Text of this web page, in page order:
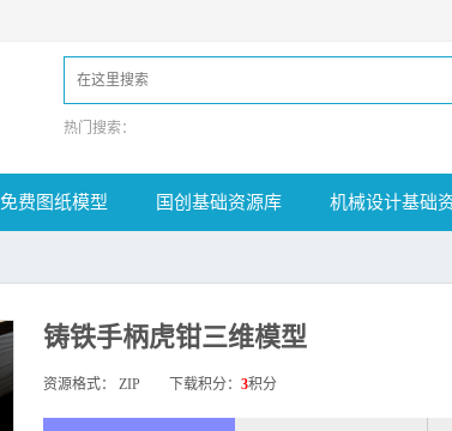
热门搜索：
免费图纸模型 国创基础资源库 机械设计基础
铸铁手柄虎钳三维模型
资源格式： ZIP 下载积分： 3积分